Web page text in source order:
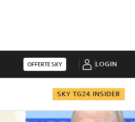
OFFERTE SKY LOGIN
SKY TG24 INSIDER